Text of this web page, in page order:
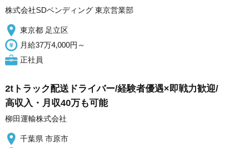
株式会社SDベンディング 東京営業部
東京都 足立区
月給37万4,000円～
正社員
2tトラック配送ドライバー/経験者優遇×即戦力歓迎/
高収入・月収40万も可能
柳田運輸株式会社
千葉県 市原市